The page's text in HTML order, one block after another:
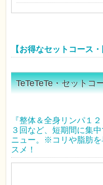
【お得なセットコース
TeTeTeTe・セットコ
『整体＆全身リンパ１
３回など、短期間に集
ニュー。※コリや脂肪を
スメ！